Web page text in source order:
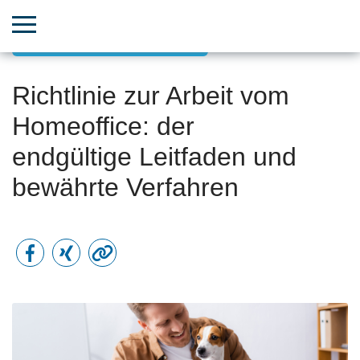
Richtlinie zur Arbeit vom
Homeoffice: der
endgültige Leitfaden und
bewährte Verfahren